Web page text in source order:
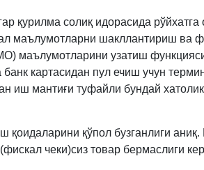
қурилма солиқ идорасида рўйхатга
маълумотларни шакллантириш ва
маълумотларини узатиш
картасидан пул ечиш учун
иш мантиғи туфайли бундай
қоидаларини қўпол бузганлиги аниқ.
чеки)сиз товар бермаслиги